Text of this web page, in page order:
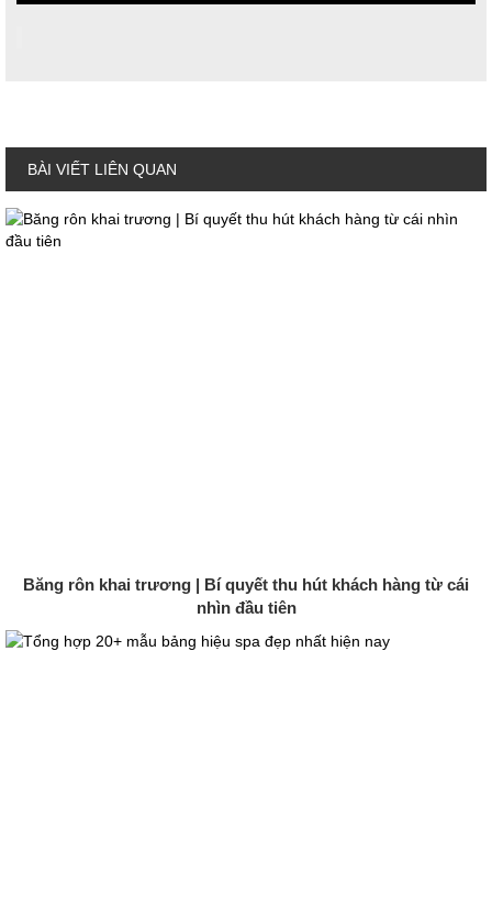
BÀI VIẾT LIÊN QUAN
Băng rôn khai trương | Bí quyết thu hút khách hàng từ cái
nhìn đầu tiên